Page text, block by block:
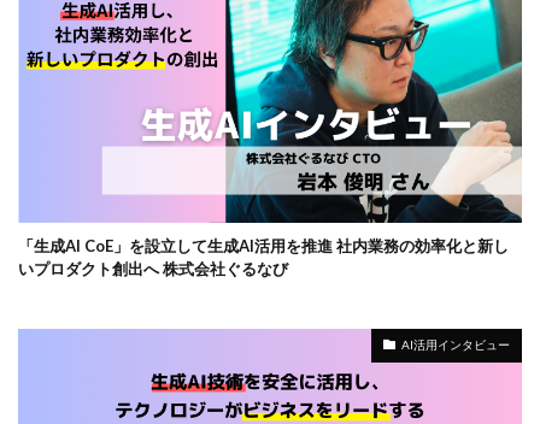
「生成AI CoE」を設立して生成AI活用を推進 社内業務の効率化と新し
いプロダクト創出へ 株式会社ぐるなび
AI活用インタビュー